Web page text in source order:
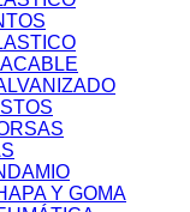
Y GOMA